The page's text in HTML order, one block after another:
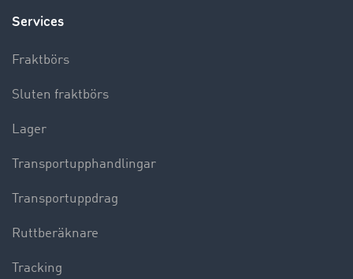
Services
Fraktbörs
Sluten fraktbörs
Lager
Transportupphandlingar
Transportuppdrag
Ruttberäknare
Tracking